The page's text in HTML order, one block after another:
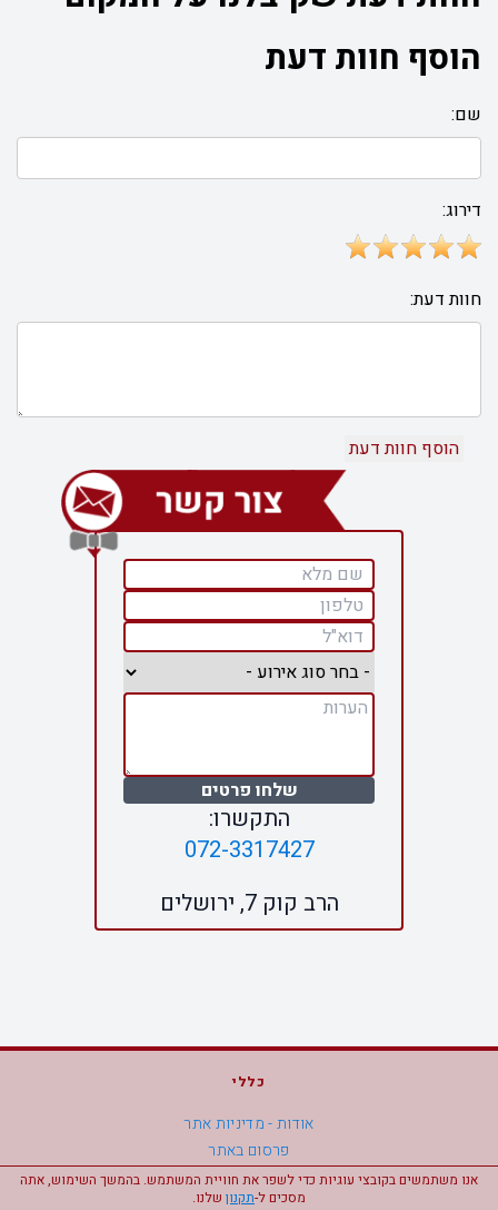
הוסף חוות דעת
שם:
דירוג:
חוות דעת:
שלחו פרטים
התקשרו:
072-3317427
הרב קוק 7, ירושלים
אנו משתמשים בקובצי עוגיות כדי לשפר את חוויית המשתמש. בהמשך השימוש, אתה
מסכים ל-תקנון שלנו.
כללי
אודות - מדיניות אתר
פרסום באתר
מפת אתר
הצהרת נגישות